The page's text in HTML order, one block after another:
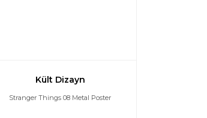
Kült Dizayn
Stranger Things 08 Metal Poster